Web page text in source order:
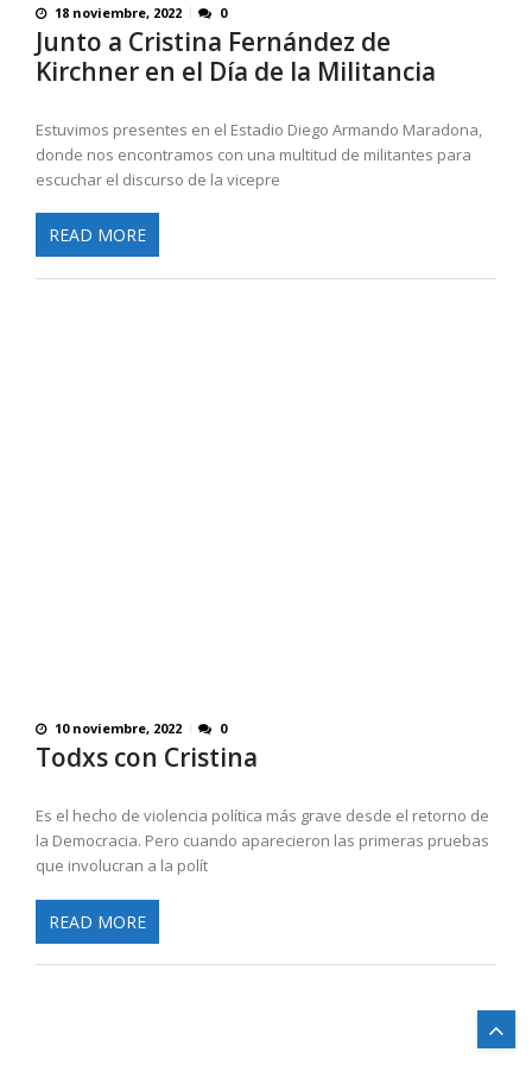
18 noviembre, 2022 0
Junto a Cristina Fernández de
Kirchner en el Día de la Militancia
Estuvimos presentes en el Estadio Diego Armando Maradona,
donde nos encontramos con una multitud de militantes para
escuchar el discurso de la vicepre
READ MORE
10 noviembre, 2022 0
Todxs con Cristina
Es el hecho de violencia política más grave desde el retorno de
la Democracia. Pero cuando aparecieron las primeras pruebas
que involucran a la polít
READ MORE